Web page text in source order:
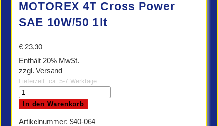
MOTOREX 4T Cross Power
SAE 10W/50 1lt
€ 23,30
Enthält 20% MwSt.
zzgl. Versand
Lieferzeit: ca. 5-7 Werktage
MOTOREX
4T
Cross
Power
In den Warenkorb
Artikelnummer: 940-064